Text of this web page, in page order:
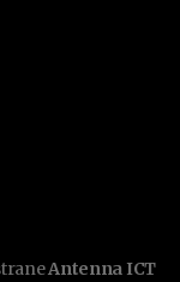
Antenna ICT